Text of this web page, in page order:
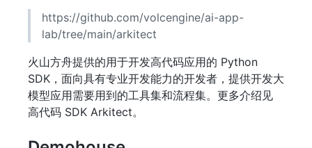
https://github.com/volcengine/ai-app-
lab/tree/main/arkitect
火山方舟提供的用于开发高代码应用的 Python
SDK，面向具有专业开发能力的开发者，提供开发大
模型应用需要用到的工具集和流程集。更多介绍见
高代码 SDK Arkitect。